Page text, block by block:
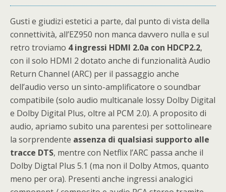
Gusti e giudizi estetici a parte, dal punto di vista della
connettività, all’EZ950 non manca davvero nulla e sul
retro troviamo 4 ingressi HDMI 2.0a con HDCP2.2,
con il solo HDMI 2 dotato anche di funzionalità Audio
Return Channel (ARC) per il passaggio anche
dell’audio verso un sinto-amplificatore o soundbar
compatibile (solo audio multicanale lossy Dolby Digital
e Dolby Digital Plus, oltre al PCM 2.0). A proposito di
audio, apriamo subito una parentesi per sottolineare
la sorprendente assenza di qualsiasi supporto alle
tracce DTS, mentre con Netflix l’ARC passa anche il
Dolby Digtal Plus 5.1 (ma non il Dolby Atmos, quanto
meno per ora). Presenti anche ingressi analogici